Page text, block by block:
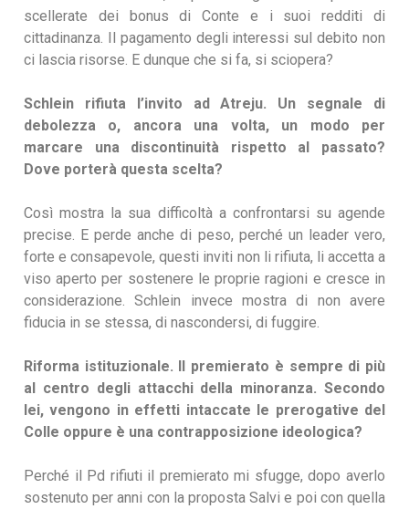
scellerate dei bonus di Conte e i suoi redditi di
cittadinanza. Il pagamento degli interessi sul debito non
ci lascia risorse. E dunque che si fa, si sciopera?
Schlein rifiuta l’invito ad Atreju. Un segnale di
debolezza o, ancora una volta, un modo per
marcare una discontinuità rispetto al passato?
Dove porterà questa scelta?
Così mostra la sua difficoltà a confrontarsi su agende
precise. E perde anche di peso, perché un leader vero,
forte e consapevole, questi inviti non li rifiuta, li accetta a
viso aperto per sostenere le proprie ragioni e cresce in
considerazione. Schlein invece mostra di non avere
fiducia in se stessa, di nascondersi, di fuggire.
Riforma istituzionale. Il premierato è sempre di più
al centro degli attacchi della minoranza. Secondo
lei, vengono in effetti intaccate le prerogative del
Colle oppure è una contrapposizione ideologica?
Perché il Pd rifiuti il premierato mi sfugge, dopo averlo
sostenuto per anni con la proposta Salvi e poi con quella